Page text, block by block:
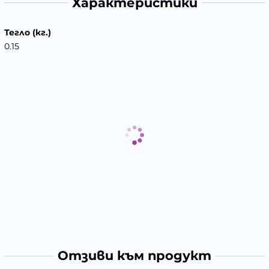
Тегло (кг.)
0.15
Отзиви към продукт